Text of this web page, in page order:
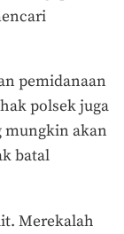
pemidanaan
polsek juga
mungkin akan
batal
Merekalah